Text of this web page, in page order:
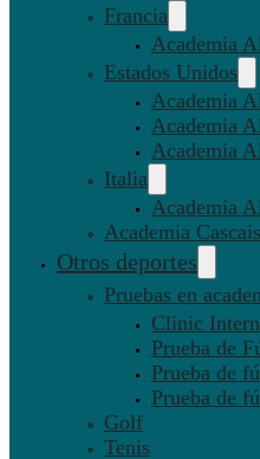
Francia
Academia
Estados Unidos
Academia
Academia
Academia
Italia
Academia
Academia
Otros deportes
Pruebas en
Clinic
Prueba de
Prueba de
Prueba de
Golf
Tenis